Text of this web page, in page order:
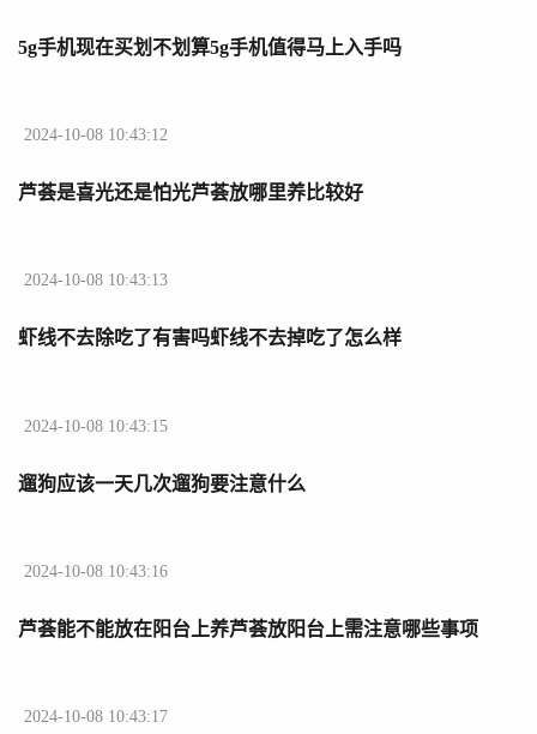
5g手机现在买划不划算5g手机值得马上入手吗
2024-10-08 10:43:12
芦荟是喜光还是怕光芦荟放哪里养比较好
2024-10-08 10:43:13
虾线不去除吃了有害吗虾线不去掉吃了怎么样
2024-10-08 10:43:15
遛狗应该一天几次遛狗要注意什么
2024-10-08 10:43:16
芦荟能不能放在阳台上养芦荟放阳台上需注意哪些事项
2024-10-08 10:43:17